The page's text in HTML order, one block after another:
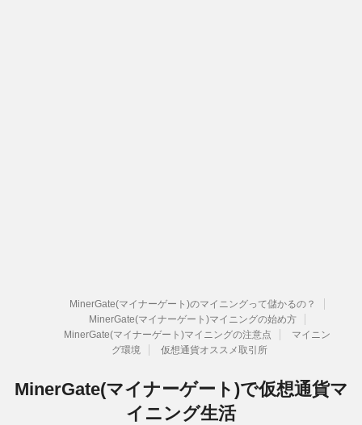
MinerGate(マイナーゲート)のマイニングって儲かるの？
MinerGate(マイナーゲート)マイニングの始め方
MinerGate(マイナーゲート)マイニングの注意点
マイニン
グ環境
仮想通貨オススメ取引所
MinerGate(マイナーゲート)で仮想通貨マ
イニング生活